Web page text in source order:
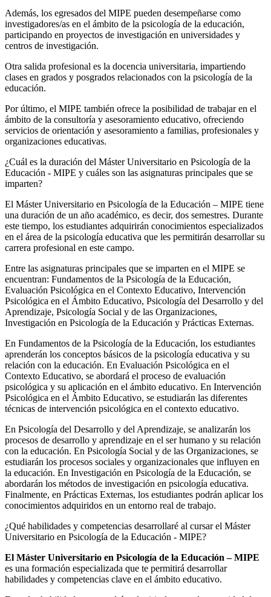
Además, los egresados del MIPE pueden desempeñarse como
investigadores/as en el ámbito de la psicología de la educación,
participando en proyectos de investigación en universidades y
centros de investigación.
Otra salida profesional es la docencia universitaria, impartiendo
clases en grados y posgrados relacionados con la psicología de la
educación.
Por último, el MIPE también ofrece la posibilidad de trabajar en el
ámbito de la consultoría y asesoramiento educativo, ofreciendo
servicios de orientación y asesoramiento a familias, profesionales y
organizaciones educativas.
¿Cuál es la duración del Máster Universitario en Psicología de la
Educación - MIPE y cuáles son las asignaturas principales que se
imparten?
El Máster Universitario en Psicología de la Educación – MIPE tiene
una duración de un año académico, es decir, dos semestres. Durante
este tiempo, los estudiantes adquirirán conocimientos especializados
en el área de la psicología educativa que les permitirán desarrollar su
carrera profesional en este campo.
Entre las asignaturas principales que se imparten en el MIPE se
encuentran: Fundamentos de la Psicología de la Educación,
Evaluación Psicológica en el Contexto Educativo, Intervención
Psicológica en el Ámbito Educativo, Psicología del Desarrollo y del
Aprendizaje, Psicología Social y de las Organizaciones,
Investigación en Psicología de la Educación y Prácticas Externas.
En Fundamentos de la Psicología de la Educación, los estudiantes
aprenderán los conceptos básicos de la psicología educativa y su
relación con la educación. En Evaluación Psicológica en el
Contexto Educativo, se abordará el proceso de evaluación
psicológica y su aplicación en el ámbito educativo. En Intervención
Psicológica en el Ámbito Educativo, se estudiarán las diferentes
técnicas de intervención psicológica en el contexto educativo.
En Psicología del Desarrollo y del Aprendizaje, se analizarán los
procesos de desarrollo y aprendizaje en el ser humano y su relación
con la educación. En Psicología Social y de las Organizaciones, se
estudiarán los procesos sociales y organizacionales que influyen en
la educación. En Investigación en Psicología de la Educación, se
abordarán los métodos de investigación en psicología educativa.
Finalmente, en Prácticas Externas, los estudiantes podrán aplicar los
conocimientos adquiridos en un entorno real de trabajo.
¿Qué habilidades y competencias desarrollaré al cursar el Máster
Universitario en Psicología de la Educación - MIPE?
El Máster Universitario en Psicología de la Educación – MIPE
es una formación especializada que te permitirá desarrollar
habilidades y competencias clave en el ámbito educativo.